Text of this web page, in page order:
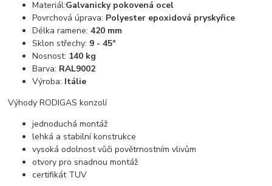
Materiál:Galvanicky pokovená ocel
Povrchová úprava: Polyester epoxidová pryskyřice
Délka ramene:420 mm
Sklon střechy: 9 - 45°
Nosnost: 140 kg
Barva: RAL9002
Výroba: Itálie
Výhody RODIGAS konzolí
jednoduchá montáž
lehká a stabilní konstrukce
vysoká odolnost vůči povětrnostním vlivům
otvory pro snadnou montáž
certifikát TUV